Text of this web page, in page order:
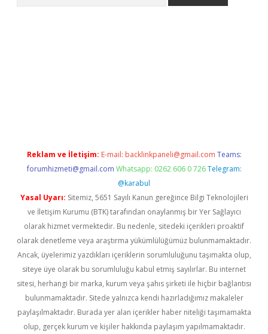
Reklam ve İletişim: E-mail: backlinkpaneli@gmail.com Teams:
forumhizmeti@gmail.com Whatsapp: 0262 606 0 726 Telegram:
@karabul
Yasal Uyarı: Sitemiz, 5651 Sayılı Kanun gereğince Bilgi Teknolojileri
ve İletişim Kurumu (BTK) tarafından onaylanmış bir Yer Sağlayıcı
olarak hizmet vermektedir. Bu nedenle, sitedeki içerikleri proaktif
olarak denetleme veya araştırma yükümlülüğümüz bulunmamaktadır.
Ancak, üyelerimiz yazdıkları içeriklerin sorumluluğunu taşımakta olup,
siteye üye olarak bu sorumluluğu kabul etmiş sayılırlar. Bu internet
sitesi, herhangi bir marka, kurum veya şahıs şirketi ile hiçbir bağlantısı
bulunmamaktadır. Sitede yalnızca kendi hazırladığımız makaleler
paylaşılmaktadır. Burada yer alan içerikler haber niteliği taşımamakta
olup, gerçek kurum ve kişiler hakkında paylaşım yapılmamaktadır.